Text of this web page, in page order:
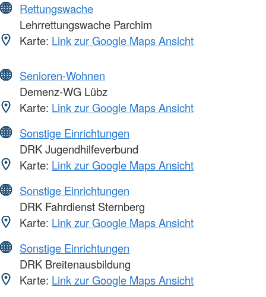
Rettungswache
Lehrrettungswache Parchim
Karte: Link zur Google Maps Ansicht
Senioren-Wohnen
Demenz-WG Lübz
Karte: Link zur Google Maps Ansicht
Sonstige Einrichtungen
DRK Jugendhilfeverbund
Karte: Link zur Google Maps Ansicht
Sonstige Einrichtungen
DRK Fahrdienst Sternberg
Karte: Link zur Google Maps Ansicht
Sonstige Einrichtungen
DRK Breitenausbildung
Karte: Link zur Google Maps Ansicht